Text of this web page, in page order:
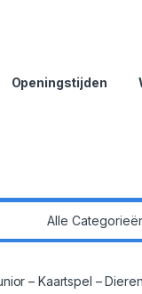
Openingstijden
– Kaartspel – Dieren